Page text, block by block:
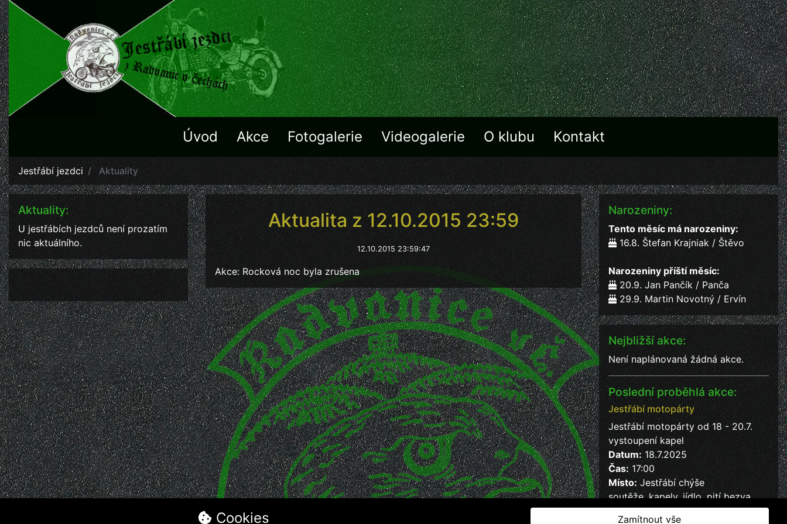
Úvod Akce Fotogalerie Videogalerie O klubu Kontakt
Jestřábí jezdci Aktuality
Aktuality:
U jestřábích jezdců není prozatím
nic aktuálního.
Aktualita z 12.10.2015 23:59
12.10.2015 23:59:47
Akce: Rocková noc byla zrušena
Narozeniny:
Tento měsíc má narozeniny:
16.8. Štefan Krajniak / Štěvo
Narozeniny příští měsíc:
20.9. Jan Pančík / Panča
29.9. Martin Novotný / Ervín
Nejbližší akce:
Není naplánovaná žádná akce.
Poslední proběhlá akce:
Jestřábí motopárty
Jestřábí motopárty od 18 - 20.7.
vystoupení kapel
Datum:18.7.2025
Čas: 17:00
Místo: Jestřábí chýše
soutěže, kapely, jídlo, pití bezva
kalba
Cookies Zamítnout vše